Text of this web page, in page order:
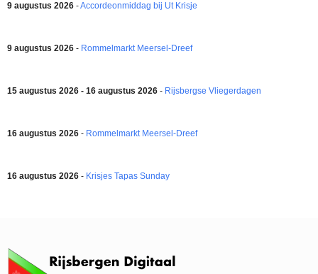
9 augustus 2026 -Accordeonmiddag bij Ut Krisje
9 augustus 2026 - Rommelmarkt Meersel-Dreef
15 augustus 2026 - 16 augustus 2026 - Rijsbergse Vliegerdagen
16 augustus 2026 - Rommelmarkt Meersel-Dreef
16 augustus 2026 - Krisjes Tapas Sunday